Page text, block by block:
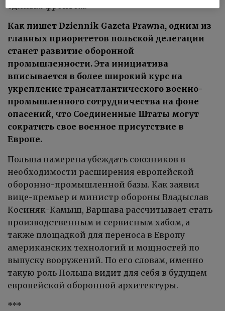
Как пишет Dziennik Gazeta Prawna, одним из
главных приоритетов польской делегации
станет развитие оборонной
промышленности. Эта инициатива
вписывается в более широкий курс на
укрепление трансатлантического военно-
промышленного сотрудничества на фоне
опасений, что Соединенные Штаты могут
сократить свое военное присутствие в
Европе.
Польша намерена убеждать союзников в
необходимости расширения европейской
оборонно-промышленной базы. Как заявил
вице-премьер и министр обороны Владыслав
Косиняк-Камыш, Варшава рассчитывает стать
производственным и сервисным хабом, а
также площадкой для переноса в Европу
американских технологий и мощностей по
выпуску вооружений. По его словам, именно
такую роль Польша видит для себя в будущем
европейской оборонной архитектуры.
***